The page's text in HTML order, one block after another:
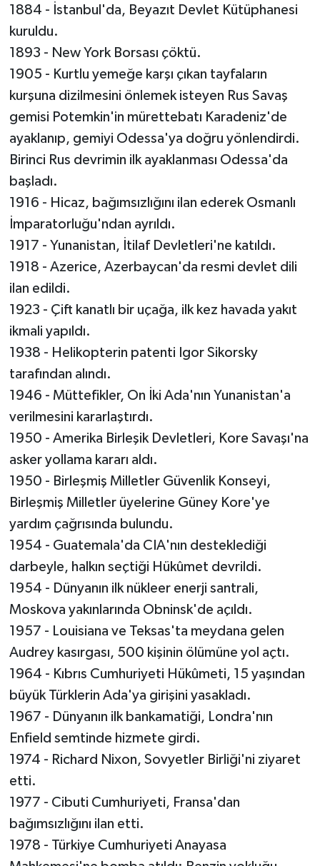
1884 - İstanbul'da, Beyazıt Devlet Kütüphanesi
kuruldu.
1893 - New York Borsası çöktü.
1905 - Kurtlu yemeğe karşı çıkan tayfaların
kurşuna dizilmesini önlemek isteyen Rus Savaş
gemisi Potemkin'in mürettebatı Karadeniz'de
ayaklanıp, gemiyi Odessa'ya doğru yönlendirdi.
Birinci Rus devrimin ilk ayaklanması Odessa'da
başladı.
1916 - Hicaz, bağımsızlığını ilan ederek Osmanlı
İmparatorluğu'ndan ayrıldı.
1917 - Yunanistan, İtilaf Devletleri'ne katıldı.
1918 - Azerice, Azerbaycan'da resmi devlet dili
ilan edildi.
1923 - Çift kanatlı bir uçağa, ilk kez havada yakıt
ikmali yapıldı.
1938 - Helikopterin patenti Igor Sikorsky
tarafından alındı.
1946 - Müttefikler, On İki Ada'nın Yunanistan'a
verilmesini kararlaştırdı.
1950 - Amerika Birleşik Devletleri, Kore Savaşı'na
asker yollama kararı aldı.
1950 - Birleşmiş Milletler Güvenlik Konseyi,
Birleşmiş Milletler üyelerine Güney Kore'ye
yardım çağrısında bulundu.
1954 - Guatemala'da CIA'nın desteklediği
darbeyle, halkın seçtiği Hükûmet devrildi.
1954 - Dünyanın ilk nükleer enerji santrali,
Moskova yakınlarında Obninsk'de açıldı.
1957 - Louisiana ve Teksas'ta meydana gelen
Audrey kasırgası, 500 kişinin ölümüne yol açtı.
1964 - Kıbrıs Cumhuriyeti Hükûmeti, 15 yaşından
büyük Türklerin Ada'ya girişini yasakladı.
1967 - Dünyanın ilk bankamatiği, Londra'nın
Enfield semtinde hizmete girdi.
1974 - Richard Nixon, Sovyetler Birliği'ni ziyaret
etti.
1977 - Cibuti Cumhuriyeti, Fransa'dan
bağımsızlığını ilan etti.
1978 - Türkiye Cumhuriyeti Anayasa